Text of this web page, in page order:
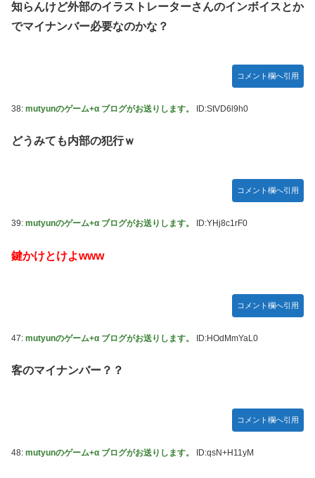
知らんけど外部のイラストレーターさんのインボイスとか
でマイナンバー必要なのかな？
コメント欄へ引用
38: mutyunのゲーム+α ブログがお送りします。 ID:StVD6l9h0
どうみても内部の犯行ｗ
コメント欄へ引用
39: mutyunのゲーム+α ブログがお送りします。 ID:YHj8c1rF0
鍵かけとけよwww
コメント欄へ引用
47: mutyunのゲーム+α ブログがお送りします。 ID:HOdMmYaL0
客のマイナンバー？？
コメント欄へ引用
48: mutyunのゲーム+α ブログがお送りします。 ID:qsN+H11yM